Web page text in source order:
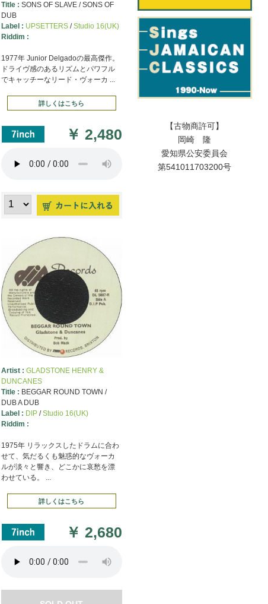
Title : SONS OF SLAVE / SONS OF
DUB
Label : UPSETTERS/Studio 16(UK)
Riddim :
1977年 Junior Delgadoの最高傑作。
ドライヴ感のあるリズムとパワフル
でキャッチーなリード・ヴォーカ ...
詳しくはこちら
￥ 2,480
Artist : GLADSTONE HENRY &
DUNCANES
Title : BEGGAR ROUND TOWN /
DUB A DUB
Label : DIP/Studio 16(UK)
Riddim :
1975年 リラックスしたドラムに合わ
せて、気だるくも魅惑的なヴォーカ
ルが淡々と響き、どこかに哀愁を漂
わせている。 ...
詳しくはこちら
￥ 2,680
【古物商許可】
岡崎 隆
愛知県公安委員会
第541011703200号